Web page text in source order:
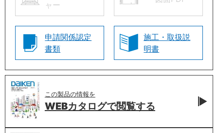
ャー
申請関係認定
書類
施工・取扱説
明書
この製品の情報を
WEBカタログで閲覧する